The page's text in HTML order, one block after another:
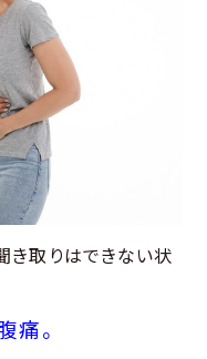
き取りはできない状
痛。